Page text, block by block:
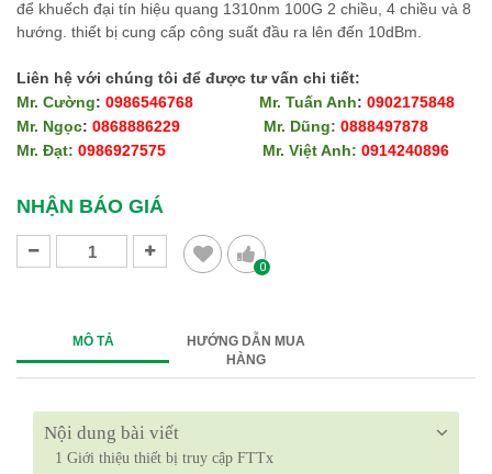
để khuếch đại tín hiệu quang 1310nm 100G 2 chiều, 4 chiều và 8
hướng. thiết bị cung cấp công suất đầu ra lên đến 10dBm.​​​​​​​
Liên hệ với chúng tôi để được tư vấn chi tiết:
Mr. Cường: 0986546768 Mr. Tuấn Anh: 0902175848
Mr. Ngọc: 0868886229 Mr. Dũng: 0888497878
Mr. Đạt: 0986927575 Mr. Việt Anh: 0914240896​​​​​​​
NHẬN BÁO GIÁ
0
MÔ TẢ
HƯỚNG DẪN MUA
HÀNG
Nội dung bài viết
1 Giới thiệu thiết bị truy cập FTTx